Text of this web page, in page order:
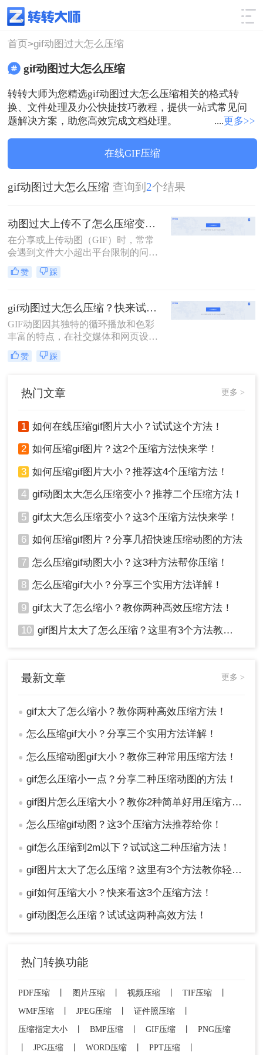
使用技巧 筛选
首页>gif动图过大怎么压缩
gif动图过大怎么压缩
转转大师为您精选gif动图过大怎么压缩相关的格式转
换、文件处理及办公快捷技巧教程，提供一站式常见问
题解决方案，助您高效完成文档处理。
....更多>>
在线GIF压缩
gif动图过大怎么压缩 查询到 2个结果
动图过大上传不了怎么压缩变小？两招教你轻松压缩！
在分享或上传动图（GIF）时，常常
会遇到文件大小超出平台限制的问
题。为了解决这个问题，我们需要对
动图进行压缩以减小其文件大小。那
呢？别担心，本文将为你介绍两种简
单有效的动图压缩方法，帮助你轻松
解决这一困扰。
赞 踩
gif动图过大怎么压缩？快来试试这3种压缩方法！
GIF动图因其独特的循环播放和色彩
丰富的特点，在社交媒体和网页设计
中广泛应用。然而，过大的GIF文件
不仅会增加加载时间，还可能影响用
成为一项必要的任务。那么gif动图过
大怎么压缩呢？本文将介绍三种压缩
赞 踩
热门文章 更多 >
1 如何在线压缩gif图片大小？试试这个方法！
2 如何压缩gif图片？这2个压缩方法快来学！
3 如何压缩gif图片大小？推荐这4个压缩方法！
4 gif动图太大怎么压缩变小？推荐二个压缩方法！
5 gif太大怎么压缩变小？这3个压缩方法快来学！
6 如何压缩gif图片？分享几招快速压缩动图的方法
7 怎么压缩gif动图大小？这3种方法帮你压缩！
8 怎么压缩gif大小？分享三个实用方法详解！
9 gif太大了怎么缩小？教你两种高效压缩方法！
10 gif图片太大了怎么压缩？这里有3个方法教你轻松压缩！
最新文章 更多 >
● gif太大了怎么缩小？教你两种高效压缩方法！
● 怎么压缩gif大小？分享三个实用方法详解！
● 怎么压缩动图gif大小？教你三种常用压缩方法！
● gif怎么压缩小一点？分享二种压缩动图的方法！
● gif图片怎么压缩大小？教你2种简单好用压缩方法！
● 怎么压缩gif动图？这3个压缩方法推荐给你！
● gif怎么压缩到2m以下？试试这二种压缩方法！
● gif图片太大了怎么压缩？这里有3个方法教你轻松压缩！
● gif如何压缩大小？快来看这3个压缩方法！
● gif动图怎么压缩？试试这两种高效方法！
热门转换功能
PDF压缩 图片压缩 视频压缩 TIF压缩
WMF压缩
JPEG压缩 证件照压缩
压缩指定大小
BMP压缩 GIF压缩
PNG压缩
丨
JPG压缩 丨 WORD压缩 丨 PPT压缩 丨